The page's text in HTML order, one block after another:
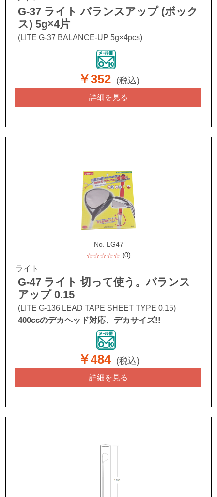
G-37 ライト バランスアップ (ボック
ス) 5g×4片
(LITE G-37 BALANCE-UP 5g×4pcs)
￥352 (税込)
詳細を見る
No. LG47
☆☆☆☆☆ (0)
ライト
G-47 ライト 切って使う。バランス
アップ 0.15
(LITE G-136 LEAD TAPE SHEET TYPE 0.15)
400ccのデカヘッド対応、デカサイズ!!
￥484 (税込)
詳細を見る